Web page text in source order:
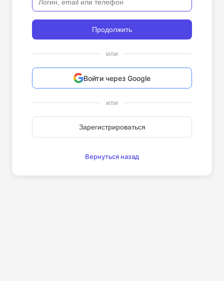
Продолжить
или
Войти через Google
или
Зарегистрироваться
Вернуться назад